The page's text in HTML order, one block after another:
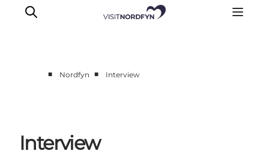
Essen und Trinken
Unterkünfte
■ Nordfyn ■ Interview
Interview